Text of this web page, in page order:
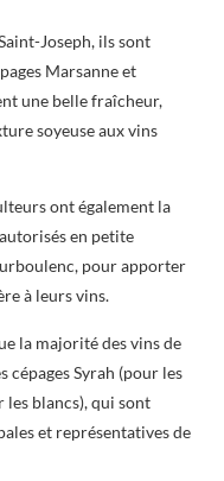
Joseph, ils sont
Marsanne et
une belle fraîcheur,
soyeuse aux vins
ont également la
en petite
pour apporter
à leurs vins.
la majorité des vins de
cépages Syrah (pour les
les blancs), qui sont
et représentatives de